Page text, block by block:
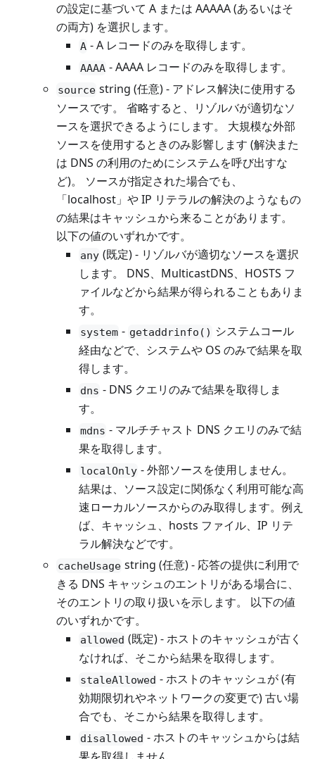
の設定に基づいて A または AAAAA (あるいはそ
の両方) を選択します。
A - A レコードのみを取得します。
AAAA - AAAA レコードのみを取得します。
source string (任意) - アドレス解決に使用する
ソースです。 省略すると、リゾルバが適切なソ
ースを選択できるようにします。 大規模な外部
ソースを使用するときのみ影響します (解決また
は DNS の利用のためにシステムを呼び出すな
ど)。 ソースが指定された場合でも、
「localhost」や IP リテラルの解決のようなもの
の結果はキャッシュから来ることがあります。
以下の値のいずれかです。
any (既定) - リゾルバが適切なソースを選択
します。 DNS、MulticastDNS、HOSTS フ
ァイルなどから結果が得られることもありま
す。
system - getaddrinfo() システムコール
経由などで、システムや OS のみで結果を取
得します。
dns - DNS クエリのみで結果を取得しま
す。
mdns - マルチチャスト DNS クエリのみで結
果を取得します。
localOnly - 外部ソースを使用しません。
結果は、ソース設定に関係なく利用可能な高
速ローカルソースからのみ取得します。例え
ば、キャッシュ、hosts ファイル、IP リテ
ラル解決などです。
cacheUsage string (任意) - 応答の提供に利用で
きる DNS キャッシュのエントリがある場合に、
そのエントリの取り扱いを示します。 以下の値
のいずれかです。
allowed (既定) - ホストのキャッシュが古く
なければ、そこから結果を取得します。
staleAllowed - ホストのキャッシュが (有
効期限切れやネットワークの変更で) 古い場
合でも、そこから結果を取得します。
disallowed - ホストのキャッシュからは結